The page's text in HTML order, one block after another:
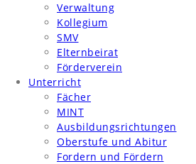
Verwaltung
Kollegium
SMV
Elternbeirat
Förderverein
Unterricht
Fächer
MINT
Ausbildungsrichtungen
Oberstufe und Abitur
Fordern und Fördern